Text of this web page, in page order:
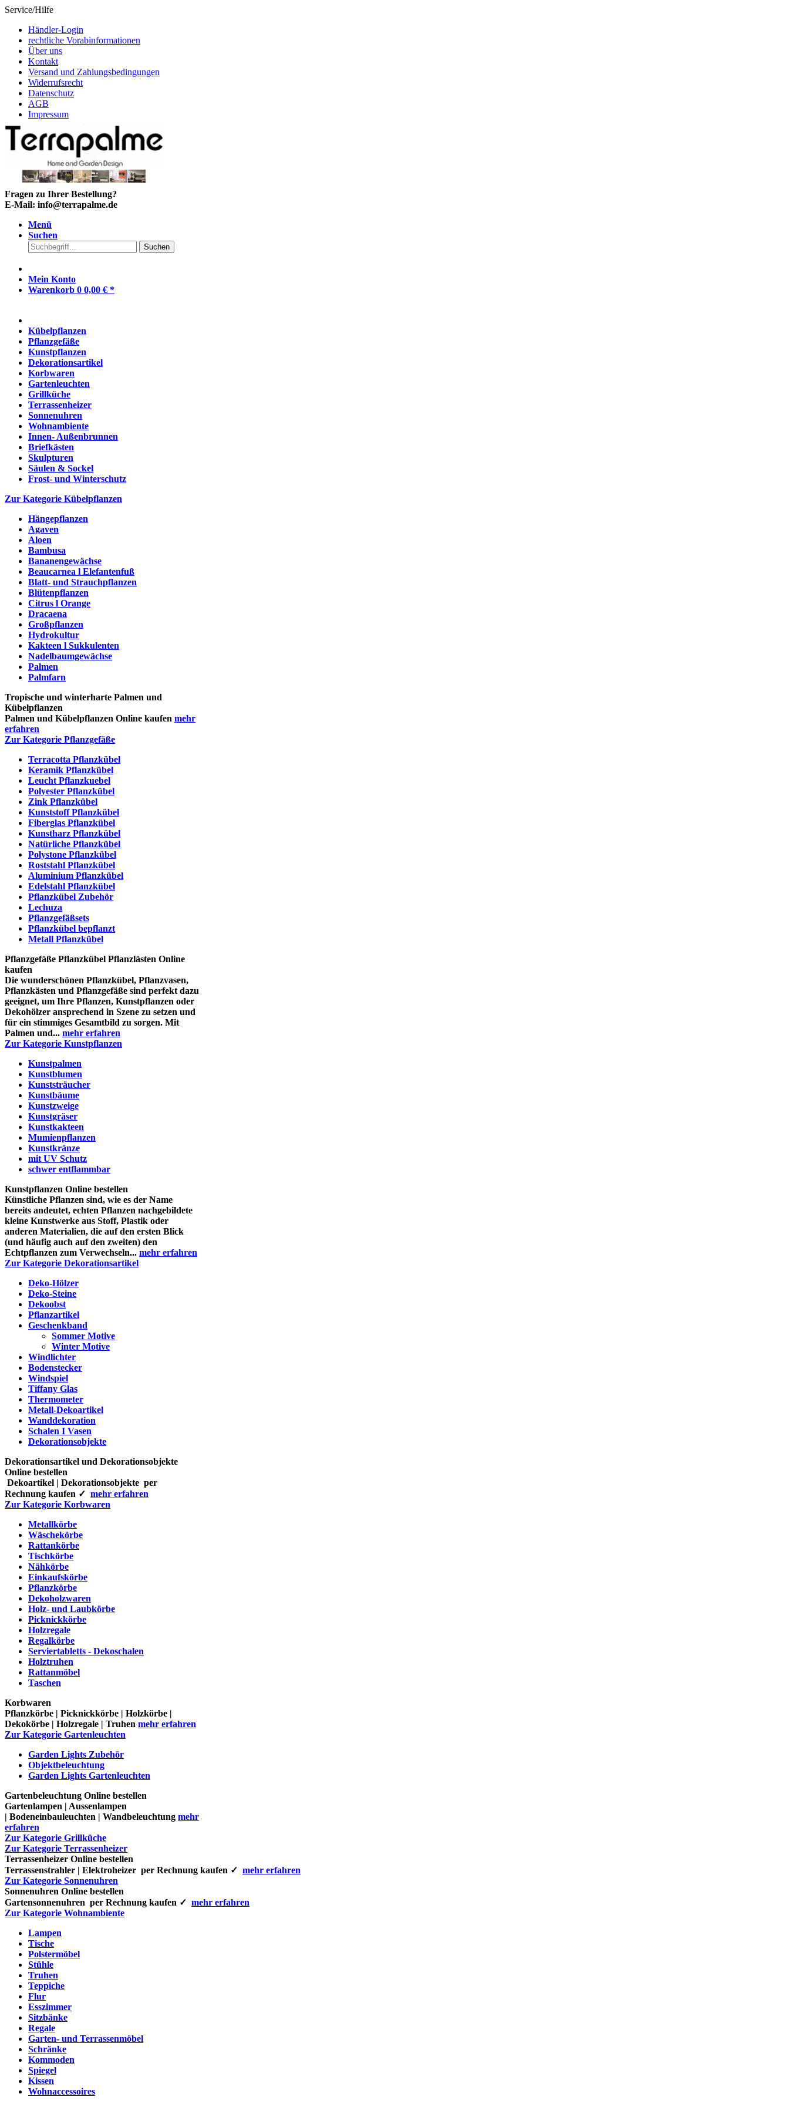
Service/Hilfe
Händler-Login
rechtliche Vorabinformationen
Über uns
Kontakt
Versand und Zahlungsbedingungen
Widerrufsrecht
Datenschutz
AGB
Impressum
Fragen zu Ihrer Bestellung?
E-Mail: info@terrapalme.de
Menü
Suchen
Suchen
Mein Konto
Warenkorb 0 0,00 € *
Kübelpflanzen
Pflanzgefäße
Kunstpflanzen
Dekorationsartikel
Korbwaren
Gartenleuchten
Grillküche
Terrassenheizer
Sonnenuhren
Wohnambiente
Innen- Außenbrunnen
Briefkästen
Skulpturen
Säulen & Sockel
Frost- und Winterschutz
Zur Kategorie Kübelpflanzen
Hängepflanzen
Agaven
Aloen
Bambusa
Bananengewächse
Beaucarnea l Elefantenfuß
Blatt- und Strauchpflanzen
Blütenpflanzen
Citrus l Orange
Dracaena
Großpflanzen
Hydrokultur
Kakteen l Sukkulenten
Nadelbaumgewächse
Palmen
Palmfarn
Tropische und winterharte Palmen und
Kübelpflanzen
Palmen und Kübelpflanzen Online kaufen mehr
erfahren
Zur Kategorie Pflanzgefäße
Terracotta Pflanzkübel
Keramik Pflanzkübel
Leucht Pflanzkuebel
Polyester Pflanzkübel
Zink Pflanzkübel
Kunststoff Pflanzkübel
Fiberglas Pflanzkübel
Kunstharz Pflanzkübel
Natürliche Pflanzkübel
Polystone Pflanzkübel
Roststahl Pflanzkübel
Aluminium Pflanzkübel
Edelstahl Pflanzkübel
Pflanzkübel Zubehör
Lechuza
Pflanzgefäßsets
Pflanzkübel bepflanzt
Metall Pflanzkübel
Pflanzgefäße Pflanzkübel Pflanzlästen Online
kaufen
Die wunderschönen Pflanzkübel, Pflanzvasen,
Pflanzkästen und Pflanzgefäße sind perfekt dazu
geeignet, um Ihre Pflanzen, Kunstpflanzen oder
Dekohölzer ansprechend in Szene zu setzen und
für ein stimmiges Gesamtbild zu sorgen. Mit
Palmen und... mehr erfahren
Zur Kategorie Kunstpflanzen
Kunstpalmen
Kunstblumen
Kunststräucher
Kunstbäume
Kunstzweige
Kunstgräser
Kunstkakteen
Mumienpflanzen
Kunstkränze
mit UV Schutz
schwer entflammbar
Kunstpflanzen Online bestellen
Künstliche Pflanzen sind, wie es der Name
bereits andeutet, echten Pflanzen nachgebildete
kleine Kunstwerke aus Stoff, Plastik oder
anderen Materialien, die auf den ersten Blick
(und häufig auch auf den zweiten) den
Echtpflanzen zum Verwechseln... mehr erfahren
Zur Kategorie Dekorationsartikel
Deko-Hölzer
Deko-Steine
Dekoobst
Pflanzartikel
Geschenkband
Sommer Motive
Winter Motive
Windlichter
Bodenstecker
Windspiel
Tiffany Glas
Thermometer
Metall-Dekoartikel
Wanddekoration
Schalen I Vasen
Dekorationsobjekte
Dekorationsartikel und Dekorationsobjekte
Online bestellen
Dekoartikel | Dekorationsobjekte per
Rechnung kaufen ✓ mehr erfahren
Zur Kategorie Korbwaren
Metallkörbe
Wäschekörbe
Rattankörbe
Tischkörbe
Nähkörbe
Einkaufskörbe
Pflanzkörbe
Dekoholzwaren
Holz- und Laubkörbe
Picknickkörbe
Holzregale
Regalkörbe
Serviertabletts - Dekoschalen
Holztruhen
Rattanmöbel
Taschen
Korbwaren
Pflanzkörbe | Picknickkörbe | Holzkörbe |
Dekokörbe | Holzregale | Truhen mehr erfahren
Zur Kategorie Gartenleuchten
Garden Lights Zubehör
Objektbeleuchtung
Garden Lights Gartenleuchten
Gartenbeleuchtung Online bestellen
Gartenlampen | Aussenlampen
| Bodeneinbauleuchten | Wandbeleuchtung mehr
erfahren
Zur Kategorie Grillküche
Zur Kategorie Terrassenheizer
Terrassenheizer Online bestellen
Terrassenstrahler | Elektroheizer per Rechnung kaufen ✓ mehr erfahren
Zur Kategorie Sonnenuhren
Sonnenuhren Online bestellen
Gartensonnenuhren per Rechnung kaufen ✓ mehr erfahren
Zur Kategorie Wohnambiente
Lampen
Tische
Polstermöbel
Stühle
Truhen
Teppiche
Flur
Esszimmer
Sitzbänke
Regale
Garten- und Terrassenmöbel
Schränke
Kommoden
Spiegel
Kissen
Wohnaccessoires